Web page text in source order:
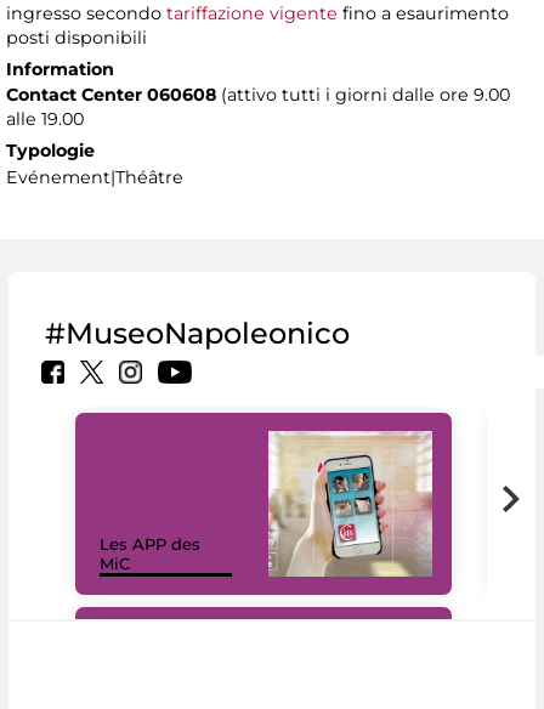
ingresso secondo tariffazione vigente fino a esaurimento
posti disponibili
Information
Contact Center 060608 (attivo tutti i giorni dalle ore 9.00
alle 19.00
Typologie
Evénement|Théâtre
#MuseoNapoleonico
Les APP des
MiC